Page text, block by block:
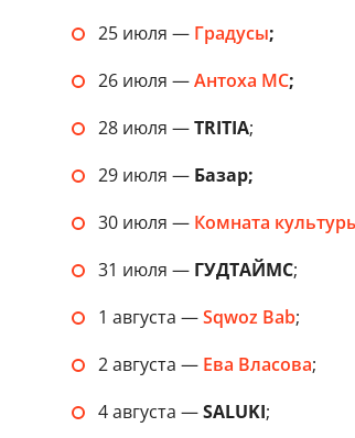
25 июля — Градусы;
26 июля —Антоха МС;
28 июля —TRITIA;
29 июля — Базар;
30 июля — Комната
31 июля — ГУДТАЙМС;
1 августа —Sqwoz Bab;
2 августа — Ева Власова;
4 августа —SALUKI;